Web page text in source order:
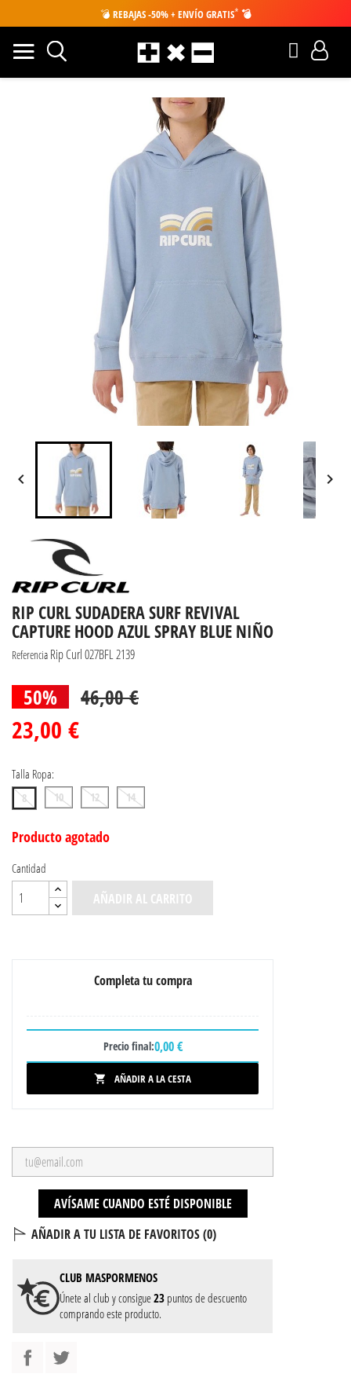
💣 REBAJAS -50% + ENVÍO GRATIS* 💣
 
RIP CURL SUDADERA SURF REVIVAL
CAPTURE HOOD AZUL SPRAY BLUE NIÑO
Referencia Rip Curl 027BFL 2139
50% 46,00 €
23,00 €
Talla Ropa:
8 10 12 14
Producto agotado
Cantidad
AÑADIR AL CARRITO
Completa tu compra
Precio final:0,00 €
 AÑADIR A LA CESTA
AVÍSAME CUANDO ESTÉ DISPONIBLE
AÑADIR A TU LISTA DE FAVORITOS (0)
CLUB MASPORMENOS
Únete al club y consigue23 puntos de descuento
comprando este producto.